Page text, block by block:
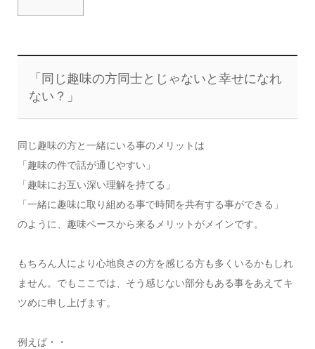
「同じ趣味の方同士とじゃないと幸せになれ
ない？」
同じ趣味の方と一緒にいる事のメリットは
「趣味の件で話が通じやすい」
「趣味にお互い深い理解を持てる」
「一緒に趣味に取り組める事で時間を共有する事ができる」
のように、趣味ベースから来るメリットがメインです。
もちろん人により心地良さの方を感じる方も多くいるかもしれ
ません。でもここでは、そう感じない部分もある事をあえてキ
ツめに申し上げます。
例えば・・